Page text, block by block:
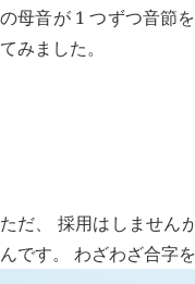
の母音が 1 つずつ音節
てみました。
ただ、 採用はしません
んです。 わざわざ合字